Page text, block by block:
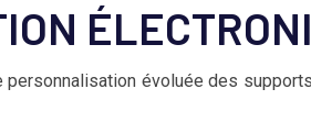
évoluée des